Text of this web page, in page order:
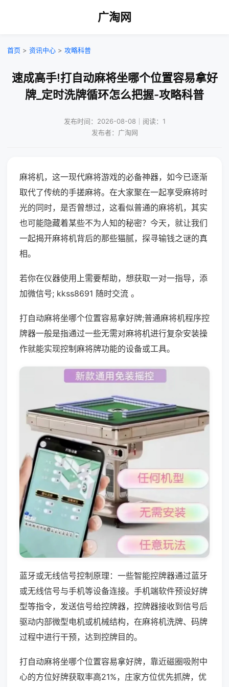
广淘网
首页 > 资讯中心 > 攻略科普
速成高手!打自动麻将坐哪个位置容易拿好
牌_定时洗牌循环怎么把握-攻略科普
发布时间：2026-08-08｜阅读：1
发布者：广淘网
麻将机，这一现代麻将游戏的必备神器，如今已逐渐
取代了传统的手搓麻将。在大家聚在一起享受麻将时
光的同时，是否曾想过，这看似普通的麻将机，其实
也可能隐藏着某些不为人知的秘密？今天，就让我们
一起揭开麻将机背后的那些猫腻，探寻输钱之谜的真
相。
若你在仪器使用上需要帮助，想获取一对一指导，添
加微信号; kkss8691 随时交流 。
打自动麻将坐哪个位置容易拿好牌;普通麻将机程序控
牌器一般是指通过一些无需对麻将机进行复杂安装操
作就能实现控制麻将牌功能的设备或工具。
蓝牙或无线信号控制原理：一些智能控牌器通过蓝牙
或无线信号与手机等设备连接。手机端软件预设好牌
型等指令，发送信号给控牌器，控牌器接收到信号后
驱动内部微型电机或机械结构，在麻将机洗牌、码牌
过程中进行干预，达到控牌目的。
打自动麻将坐哪个位置容易拿好牌，靠近磁圈吸附中
心的方位好牌获取率高21%，庄家方位优先抓牌，优